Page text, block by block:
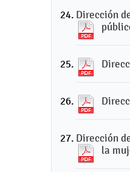
Dirección
Dirección
la